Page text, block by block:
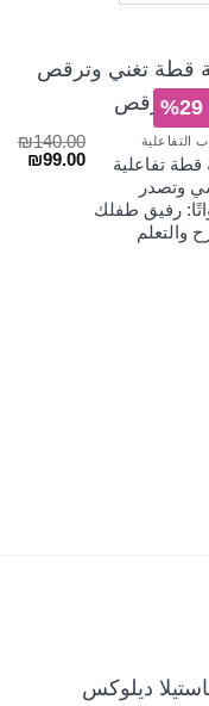
التفاعلية
قطة تفاعلية
وتصدر
رفيق طفلك
والتعلم
₪140.00
السعر₪99.00
ديلوكس